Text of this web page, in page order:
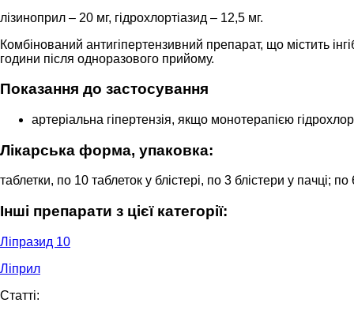
лізиноприл – 20 мг, гідрохлортіазид – 12,5 мг.
Комбінований антигіпертензивний препарат, що містить
години після одноразового прийому.
Показання до застосування
артеріальна гіпертензія, якщо монотерапією
Лікарська форма, упаковка:
таблетки, по 10 таблеток у блістері, по 3 блістери у пачці;
Інші препарати з цієї категорії:
Ліпразид 10
Ліприл
Cтатті: